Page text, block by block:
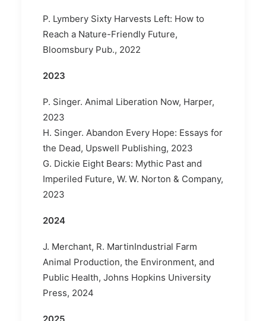
P. Lymbery Sixty Harvests Left: How to
Reach a Nature-Friendly Future,
Bloomsbury Pub., 2022
2023
P. Singer. Animal Liberation Now, Harper,
2023
H. Singer. Abandon Every Hope: Essays for
the Dead, Upswell Publishing, 2023
G. Dickie Eight Bears: Mythic Past and
Imperiled Future, W. W. Norton & Company,
2023
2024
J. Merchant, R. MartinIndustrial Farm
Animal Production, the Environment, and
Public Health, Johns Hopkins University
Press, 2024